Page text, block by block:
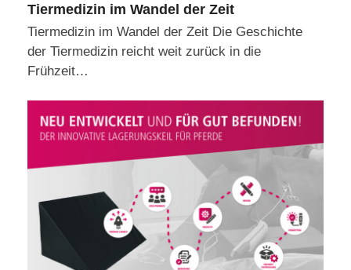
Tiermedizin im Wandel der Zeit
Tiermedizin im Wandel der Zeit Die Geschichte
der Tiermedizin reicht weit zurück in die
Frühzeit…